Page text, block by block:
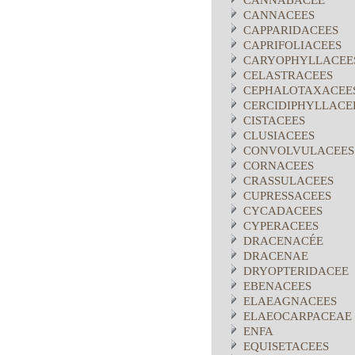
CANNACEES
CAPPARIDACEES
CAPRIFOLIACEES
CELASTRACEES
CISTACEES
CLUSIACEES
CONVOLVULACEES
CORNACEES
CRASSULACEES
CUPRESSACEES
CYCADACEES
CYPERACEES
DRACENACÉE
DRACENAE
DRYOPTERIDACEE
EBENACEES
ELAEAGNACEES
ELAEOCARPACEAE
ENFA
EQUISETACEES